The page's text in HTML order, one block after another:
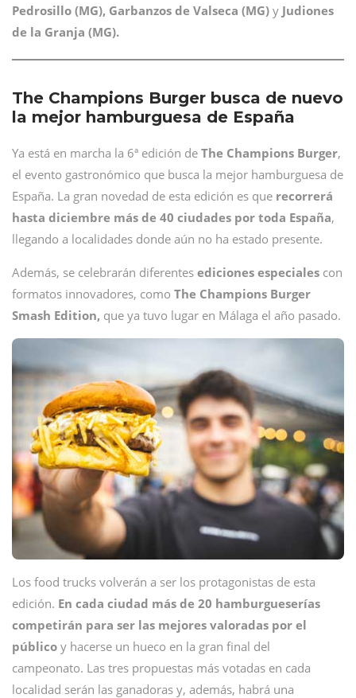
Pedrosillo (MG), Garbanzos de Valseca (MG) y Judiones
de la Granja (MG).
The Champions Burger busca de nuevo
la mejor hamburguesa de España
Ya está en marcha la 6ª edición de The Champions Burger,
el evento gastronómico que busca la mejor hamburguesa de
España. La gran novedad de esta edición es que recorrerá
hasta diciembre más de 40 ciudades por toda España,
llegando a localidades donde aún no ha estado presente.
Además, se celebrarán diferentes ediciones especiales con
formatos innovadores, como The Champions Burger
Smash Edition, que ya tuvo lugar en Málaga el año pasado.
Los food trucks volverán a ser los protagonistas de esta
edición. En cada ciudad más de 20 hamburgueserías
competirán para ser las mejores valoradas por el
público y hacerse un hueco en la gran final del
campeonato. Las tres propuestas más votadas en cada
localidad serán las ganadoras y, además, habrá una